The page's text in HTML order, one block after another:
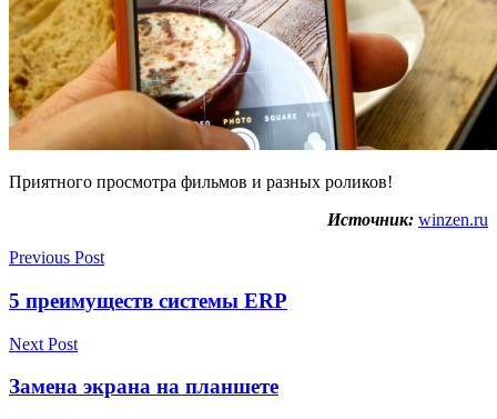
Приятного просмотра фильмов и разных роликов!
Источник: winzen.ru
Previous Post
5 преимуществ системы ERP
Next Post
Замена экрана на планшете